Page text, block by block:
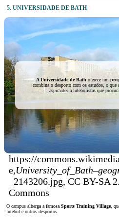
5. UNIVERSIDADE DE BATH
A Universidade de Bath oferece um
combina o desporto com os estudos, o que
aspirantes a futebolistas que
https://
e,University_of_Bath–
_2143206.jpg, CC BY-SA
Commons
O campus alberga a famosa Sports Training Village,
futebol e outros desportos.